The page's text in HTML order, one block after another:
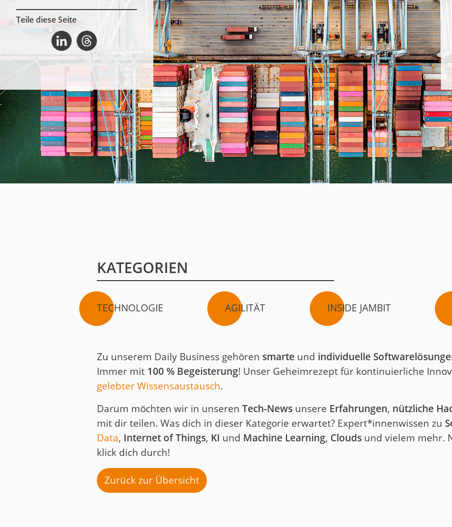
Code of Conduct
Unternehmenshistorie
Kontakt
Teile diese Seite
Warum führt kein Weg an KI in der Logistik vorbei? auf Linkedin
KATEGORIEN
TECHNOLOGIE AGILITÄT INSIDE JAMBIT
Zu unserem Daily Business gehören smarte und individuelle
Immer mit 100 % Begeisterung! Unser Geheimrezept für kontinuierliche
gelebter Wissensaustausch.
Darum möchten wir in unseren Tech-News unsere Erfahrungen, nützliche
mit dir teilen. Was dich in dieser Kategorie erwartet? Expert*innenwissen zu
Data, Internet of Things, KI und Machine Learning, Clouds und vielem mehr.
klick dich durch!
Zurück zur Übersicht